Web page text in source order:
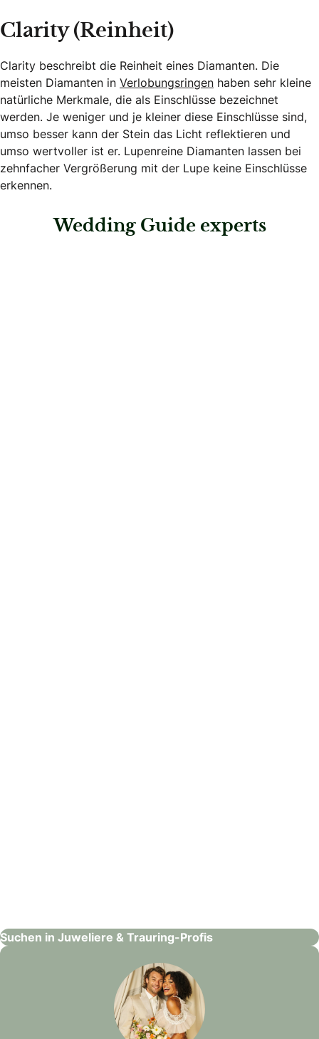
Clarity (Reinheit)
Clarity beschreibt die Reinheit eines Diamanten. Die
meisten Diamanten in Verlobungsringen haben sehr kleine
natürliche Merkmale, die als Einschlüsse bezeichnet
werden. Je weniger und je kleiner diese Einschlüsse sind,
umso besser kann der Stein das Licht reflektieren und
umso wertvoller ist er. Lupenreine Diamanten lassen bei
zehnfacher Vergrößerung mit der Lupe keine Einschlüsse
erkennen.
Wedding Guide experts
Suchen in Juweliere & Trauring-Profis